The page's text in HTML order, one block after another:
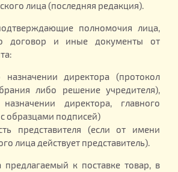
лица (последняя редакция).
полномочия лица,
договор и иные документы от
директора (протокол
либо решение учредителя),
директора, главного
с образцами подписей)
представителя (если от имени
лица действует представитель).
к поставке товар, в